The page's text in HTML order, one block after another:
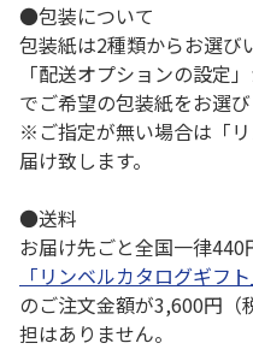
●包装について
包装紙は2種類からお選び
「配送オプションの設定
でご希望の包装紙をお選び
※ご指定が無い場合は「
届け致します。
●送料
お届け先ごと全国一律440
「リンベルカタログギフト
のご注文金額が3,600円（
担はありません。